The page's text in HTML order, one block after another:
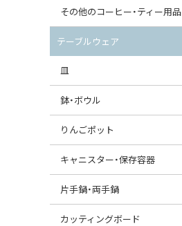
コーヒーポット
シュガーボウル
クリーマー
その他のコーヒー・ティー用品
ポットウォーマー
ピッチャー
コーヒードリッパー
すべて見る
テーブルウェア
皿
大皿（24cm〜）
中皿（18〜24cm）
丸皿
鉢・ボウル
大鉢（21cm〜）
中鉢（16〜21cm）
りんごポット
りんごポット
りんごポット小
キャニスター・保存容器
キャニスター
つぼ
片手鍋・両手鍋
ソースパン（片手鍋）
カッティングボード